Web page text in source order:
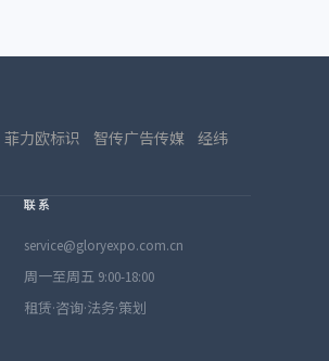
菲力欧标识 智传广告传媒
经纬
联系
service@gloryexpo.com.cn
周一至周五 9:00-18:00
租赁·咨询·法务·策划